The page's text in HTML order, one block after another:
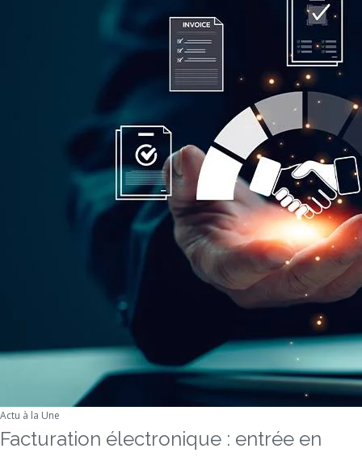
Actu à la Une
Facturation électronique : entrée en